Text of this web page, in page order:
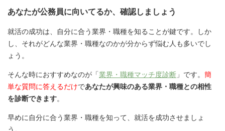
あなたが公務員に向いてるか、確認しましょう
就活の成功は、自分に合う業界・職種を知ることが鍵です。しか
し、それがどんな業界・職種なのかが分からず悩む人も多いでし
ょう。
そんな時におすすめなのが「業界・職種マッチ度診断 」です。 簡
単な質問に答えるだけであなたが興味のある業界・職種との相性
を診断できます。
早めに自分に合う業界・職種を知って、就活を成功させましょ